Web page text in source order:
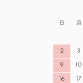
日 月
2 3
9 10
16 17